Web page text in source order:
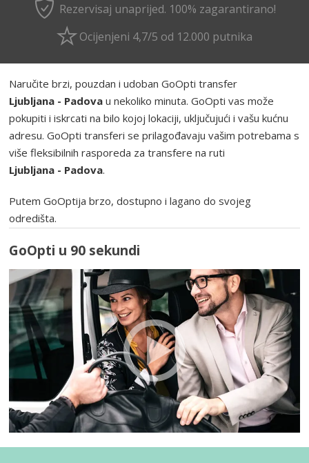
Rezervisaj unaprijed. 100% zagarantirano!
Ocijenjeni 4,7/5 od 12.000 putnika
Naručite brzi, pouzdan i udoban GoOpti transfer
Ljubljana - Padova u nekoliko minuta. GoOpti vas može
pokupiti i iskrcati na bilo kojoj lokaciji, uključujući i vašu kućnu
adresu. GoOpti transferi se prilagođavaju vašim potrebama s
više fleksibilnih rasporeda za transfere na ruti
Ljubljana - Padova.
Putem GoOptija brzo, dostupno i lagano do svojeg
odredišta.
GoOpti u 90 sekundi